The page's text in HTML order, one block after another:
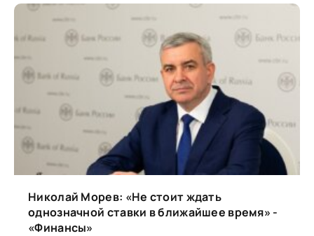
Николай Морев: «Не стоит ждать
однозначной ставки в ближайшее время» -
«Финансы»